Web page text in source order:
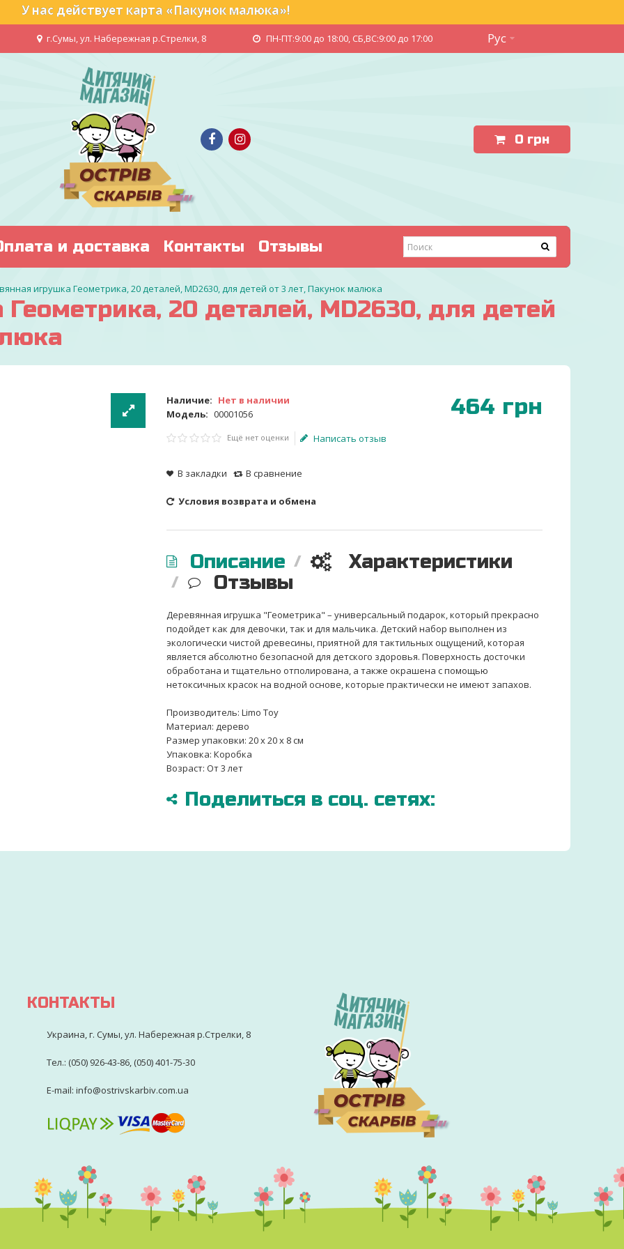
У нас действует карта «Пакунок малюка»!
г.Сумы, ул. Набережная р.Стрелки, 8 ПН-ПТ:9:00 до 18:00, СБ,ВС:9:00 до 17:00 Рус
0 грн
и доставка Контакты Отзывы
игрушка Геометрика, 20 деталей, MD2630, для детей от 3 лет, Пакунок малюка
20 деталей, MD2630, для детей
Наличие: Нет в наличии
Модель: 00001056 464 грн
Ещё нет оценки Написать отзыв
В закладки В сравнение
Условия возврата и обмена
Описание
Характеристики
Отзывы
Деревянная игрушка "Геометрика" – универсальный подарок, который прекрасно
подойдет как для девочки, так и для мальчика. Детский набор выполнен из
экологически чистой древесины, приятной для тактильных ощущений, которая
является абсолютно безопасной для детского здоровья. Поверхность досточки
обработана и тщательно отполирована, а также окрашена с помощью
нетоксичных красок на водной основе, которые практически не имеют запахов.
Производитель: Limo Toy
Материал: дерево
Размер упаковки: 20 x 20 x 8 см
Упаковка: Коробка
Возраст: От 3 лет
Поделиться в соц. сетях:
КОНТАКТЫ
Украина, г. Сумы, ул. Набережная р.Стрелки, 8
Тел.: (050) 926-43-86, (050) 401-75-30
E-mail: info@ostrivskarbiv.com.ua